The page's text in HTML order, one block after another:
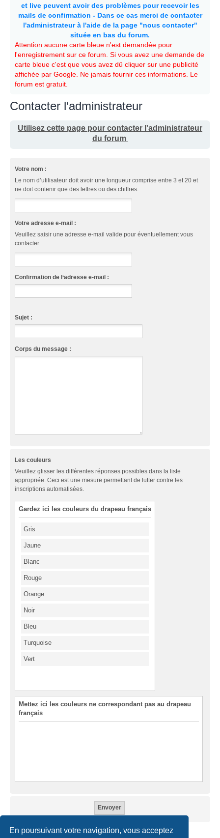
En poursuivant votre navigation, vous acceptez
et live peuvent avoir des problèmes pour recevoir les
mails de confirmation - Dans ce cas merci de contacter
l'administrateur à l'aide de la page "nous contacter"
située en bas du forum.
Attention aucune carte bleue n'est demandée pour
l'enregistrement sur ce forum. Si vous avez une demande de
carte bleue c'est que vous avez dû cliquer sur une publicité
affichée par Google. Ne jamais fournir ces informations. Le
forum est gratuit.
Contacter l‘administrateur
Utilisez cette page pour contacter l'administrateur
du forum
Votre nom :
Le nom d’utilisateur doit avoir une longueur comprise entre 3 et 20 et
ne doit contenir que des lettres ou des chiffres.
Votre adresse e-mail :
Veuillez saisir une adresse e-mail valide pour éventuellement vous
contacter.
Confirmation de l‘adresse e-mail :
Sujet :
Corps du message :
Les couleurs
Veuillez glisser les différentes réponses possibles dans la liste
appropriée. Ceci est une mesure permettant de lutter contre les
inscriptions automatisées.
Gardez ici les couleurs du drapeau français
Gris
Jaune
Blanc
Rouge
Orange
Noir
Bleu
Turquoise
Vert
Mettez ici les couleurs ne correspondant pas au drapeau
français